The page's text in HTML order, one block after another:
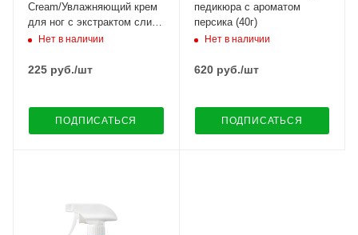
Cream/Увлажняющий крем
для ног с экстрактом слизи
улитки
Нет в наличии
225 руб./шт
ПОДПИСАТЬСЯ
педикюра с ароматом
персика (40г)
Нет в наличии
620руб./шт
ПОДПИСАТЬСЯ